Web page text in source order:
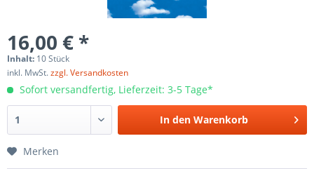
16,00 € *
Inhalt: 10 Stück
inkl. MwSt.zzgl. Versandkosten
Sofort versandfertig, Lieferzeit: 3-5 Tage*
In den Warenkorb
Merken